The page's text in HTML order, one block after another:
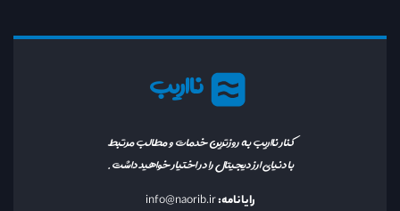
نااریب
کنار نااریب به روزترین خدمات و مطالب مرتبط
با دنیای ارز دیجیتال را در اختیار خواهید داشت.
رایانامه:info@naorib.ir